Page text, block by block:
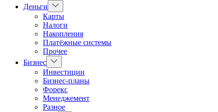
Деньги
Показать
подменю
Карты
Налоги
Накопления
Платёжные системы
Прочее
Бизнес Показать
подменю
Инвестиции
Бизнес-планы
Форекс
Менеджемент
Разное